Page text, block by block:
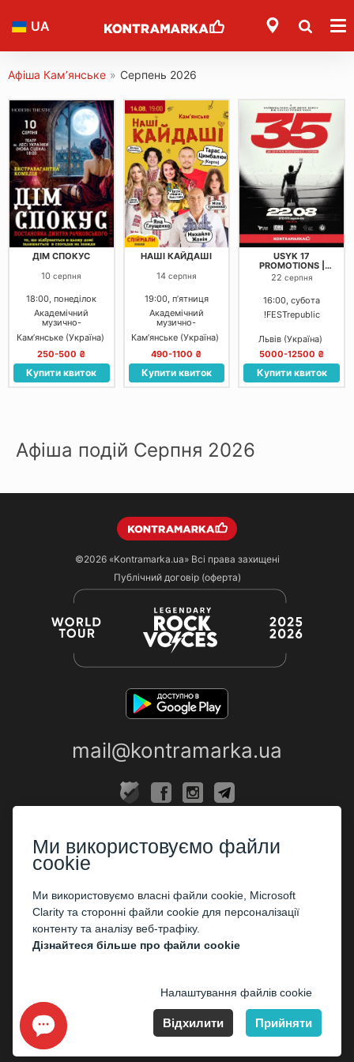
UA
Афіша Кам’янське » Серпень 2026
ДІМ СПОКУС
10серпня
18:00, понеділок
Академічний
музично-
драматичний театр
імені Лесі Українки
(Нова сцена)
Кам’янське (Україна)
250-500 ₴
Купити квиток
НАШІ КАЙДАШІ
14 серпня
19:00, пʼятниця
Академічний
музично-
драматичний театр
імені Лесі Українки
(Нова сцена)
Кам’янське (Україна)
490-1100 ₴
Купити квиток
USYK 17
PROMOTIONS |
RISING STARS
22 серпня
16:00, субота
!FESTrepublic
Львів (Україна)
5000-12500 ₴
Купити квиток
Афіша подій Серпня 2026
©2026 «Kontramarka.ua»Всі права захищені
Публічний договір (оферта)
mail@kontramarka.ua
Каси
ПАРТНЕРАМ
Організаторам
Корпоративним клієнтам
Ми використовуємо файли
cookie
Ми використовуємо власні файли cookie, Microsoft
Clarity та сторонні файли cookie для персоналізації
контенту та аналізу веб-трафіку.
Дізнайтеся більше про файли cookie
Налаштування файлів cookie
Відхилити Прийняти